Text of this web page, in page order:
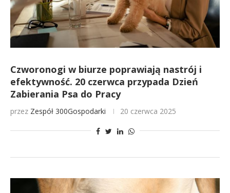
Czworonogi w biurze poprawiają nastrój i
efektywność. 20 czerwca przypada Dzień
Zabierania Psa do Pracy
przez Zespół 300Gospodarki 20 czerwca 2025